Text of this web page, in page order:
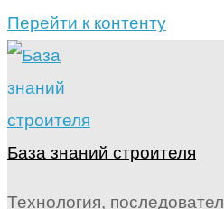
Перейти к контенту
База знаний строителя
Технология,